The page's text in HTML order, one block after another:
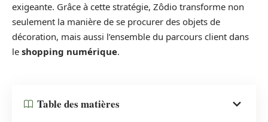
exigeante. Grâce à cette stratégie, Zôdio transforme non
seulement la manière de se procurer des objets de
décoration, mais aussi l’ensemble du parcours client dans
le shopping numérique.
Table des matières